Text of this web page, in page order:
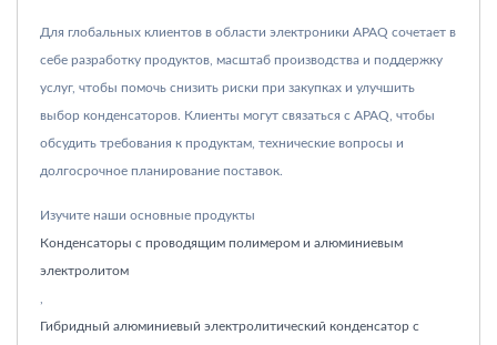
Для глобальных клиентов в области электроники APAQ сочетает в
себе разработку продуктов, масштаб производства и поддержку
услуг, чтобы помочь снизить риски при закупках и улучшить
выбор конденсаторов. Клиенты могут связаться с APAQ, чтобы
обсудить требования к продуктам, технические вопросы и
долгосрочное планирование поставок.
Изучите наши основные продукты
Конденсаторы с проводящим полимером и алюминиевым
электролитом
Гибридный алюминиевый электролитический конденсатор с